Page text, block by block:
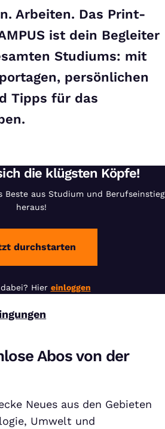
Arbeiten. Das Print-
ist dein Begleiter
Studiums: mit
persönlichen
Tipps für das
die klügsten Köpfe!
Beste aus Studium und Berufseinstieg
heraus!
durchstarten
Hier einloggen
Abos von der
Neues aus den Gebieten
Umwelt und